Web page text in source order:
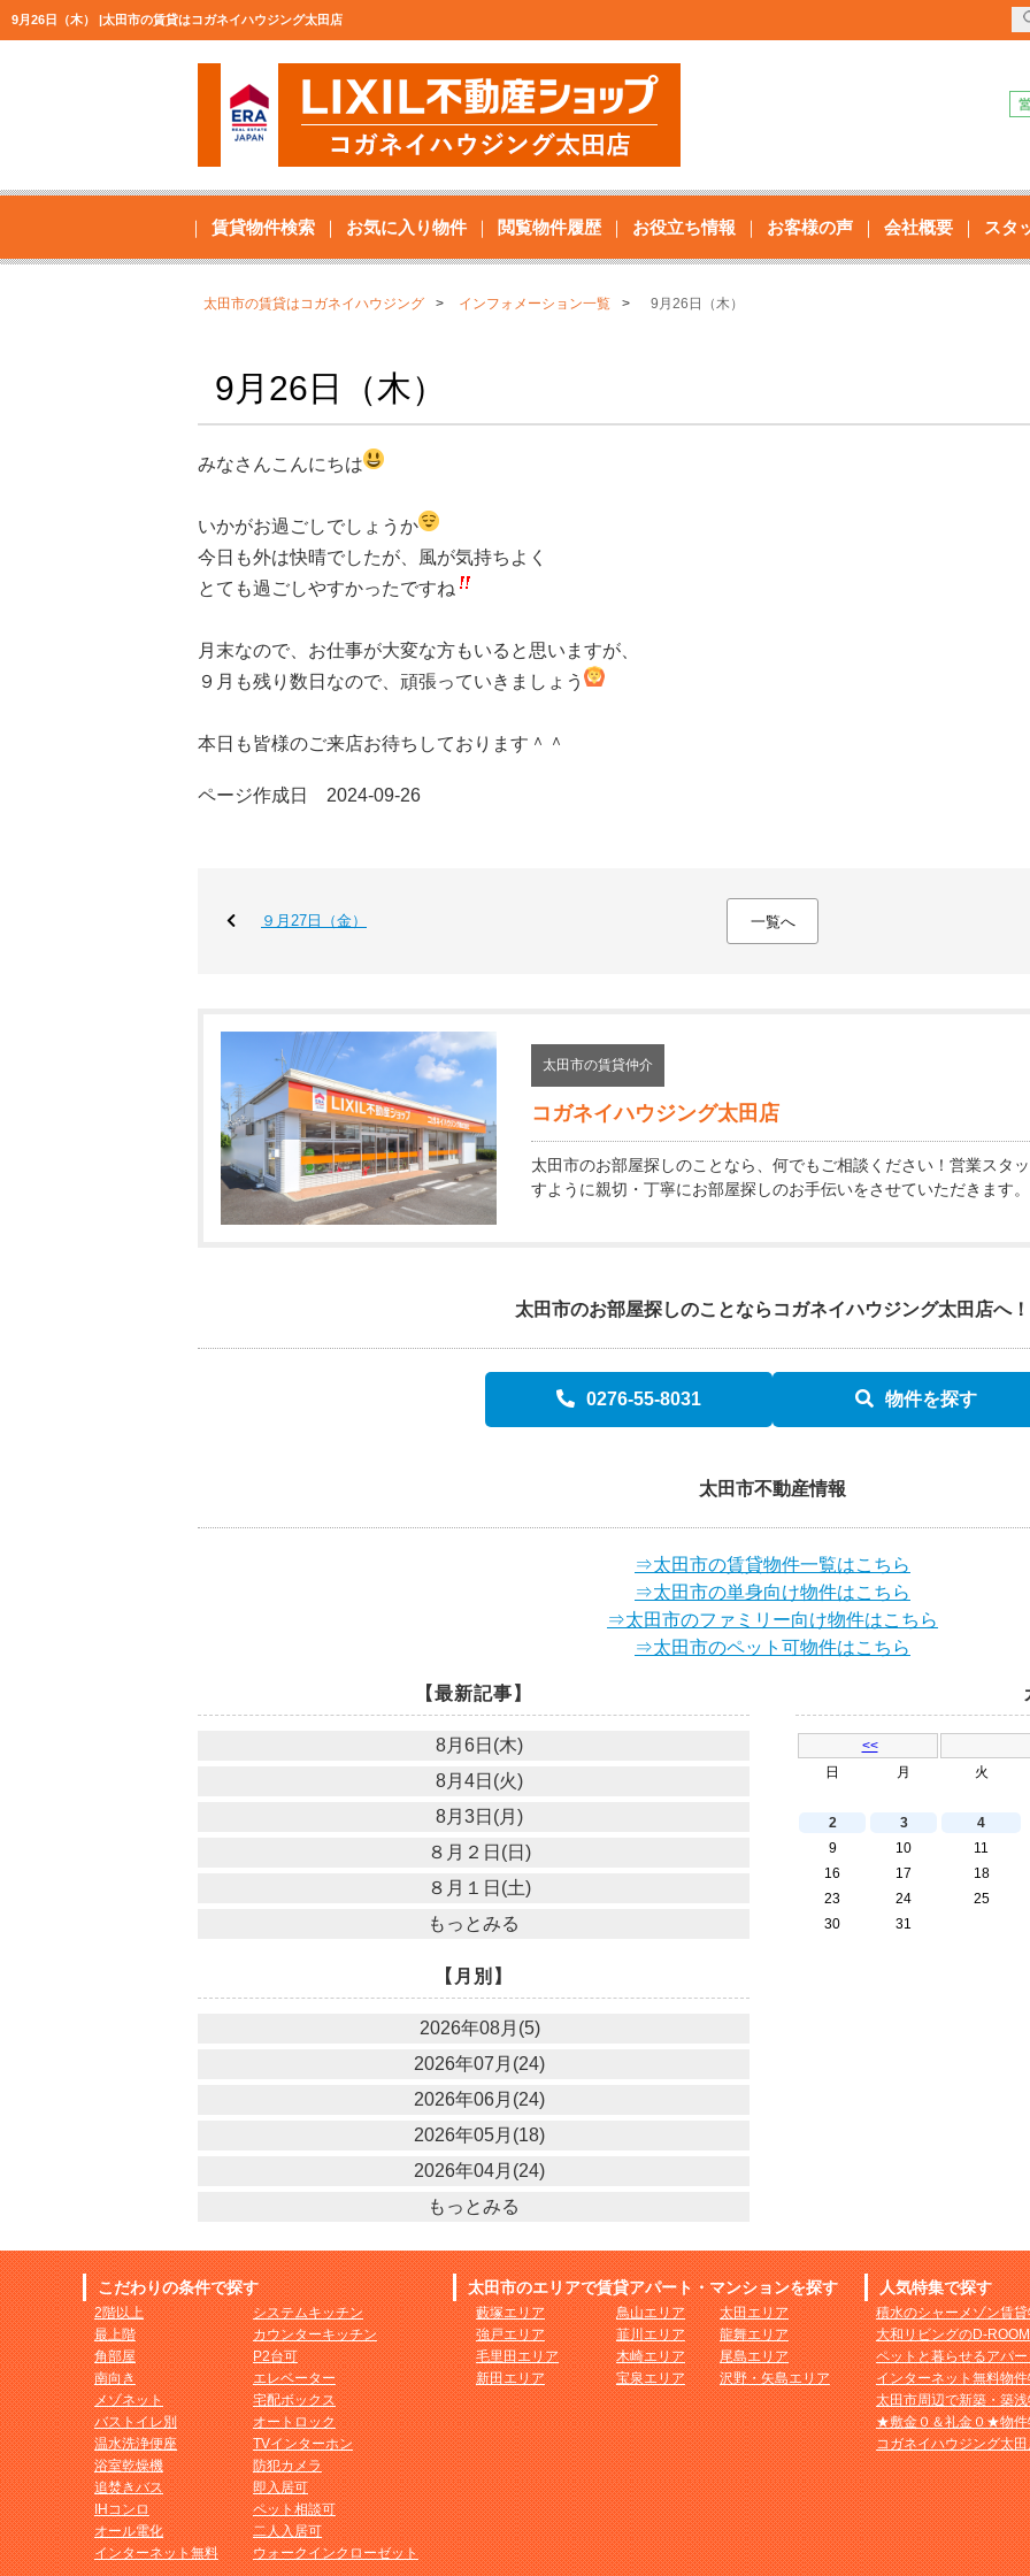
9月26日（木） |太田市の賃貸はコガネイハウジング太田店
賃貸物件検索 お気に入り物件 閲覧物件履歴 お役立ち情報 お客様の声 会社概要 スタ
太田市の賃貸はコガネイハウジング インフォメーション一覧 9月26日（木）
9月26日（木）
みなさんこんにちは
いかがお過ごしでしょうか
今日も外は快晴でしたが、風が気持ちよく
とても過ごしやすかったですね
月末なので、お仕事が大変な方もいると思いますが、
９月も残り数日なので、頑張っていきましょう
本日も皆様のご来店お待ちしております＾＾
ページ作成日 2024-09-26
９月27日（金） 一覧へ
太田市の賃貸仲介
コガネイハウジング太田店
太田市のお部屋探しのことなら、何でもご相談ください！営業スタ
すように親切・丁寧にお部屋探しのお手伝いをさせていただきます。
太田市のお部屋探しのことなら コガネイハウジング太田店へ！
0276-55-8031 物件を探す
太田市不動産情報
⇒太田市の賃貸物件一覧はこちら
⇒太田市の単身向け物件はこちら
⇒太田市のファミリー向け物件はこちら
⇒太田市のペット可物件はこちら
【最新記事】
8月6日(木)
8月4日(火)
8月3日(月)
８月２日(日)
８月１日(土)
もっとみる
<<
日
月 火
2
3 4
9
10 11
16
17 18
23
24 25
30
31
【月別】
2026年08月(5)
2026年07月(24)
2026年06月(24)
2026年05月(18)
2026年04月(24)
もっとみる
こだわりの条件で探す
2階以上
最上階
角部屋
南向き
メゾネット
バストイレ別
温水洗浄便座
浴室乾燥機
追焚きバス
IHコンロ
オール電化
インターネット無料
システムキッチン
カウンターキッチン
P2台可
エレベーター
宅配ボックス
オートロック
TVインターホン
防犯カメラ
即入居可
ペット相談可
二人入居可
ウォークインクローゼット
太田市のエリアで賃貸アパート・マンションを探す
藪塚エリア
強戸エリア
毛里田エリア
新田エリア
鳥山エリア
韮川エリア
木崎エリア
宝泉エリア
太田エリア
龍舞エリア
尾島エリア
沢野・矢島エリア
人気特集で探す
積水のシャーメゾン賃
大和リビングのD-
ペットと暮らせるアパ
インターネット無料物
太田市周辺で新築・築
★敷金０＆礼金０★物
コガネイハウジング太